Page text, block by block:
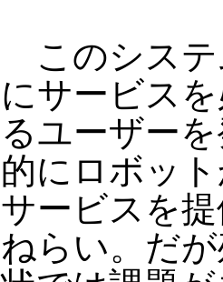
このシステ
にサービス
るユーザー
的にロボッ
サービスを
ねらい。だ